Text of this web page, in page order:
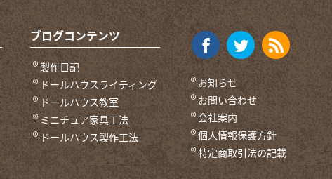
ブログコンテンツ
製作日記
ドールハウスライティング
ドールハウス教室
ミニチュア家具工法
ドールハウス製作工法
お知らせ
お問い合わせ
会社案内
個人情報保護方針
特定商取引法の記載